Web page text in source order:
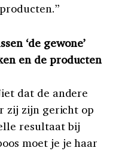
‘de gewone’
en de producten
dat de andere
zij zijn gericht op
resultaat bij
moet je je haar